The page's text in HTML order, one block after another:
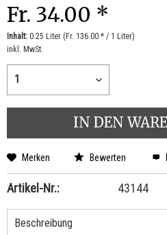
Fr. 34.00 *
Inhalt: 0.25 Liter (Fr. 136.00 * / 1 Liter)
inkl. MwSt.
IN DEN
Merken Bewerten
Artikel-Nr.: 43144
Beschreibung